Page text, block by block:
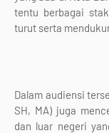
tentu berbagai
turut serta
Dalam audiensi
SH, MA) juga
dan luar negeri